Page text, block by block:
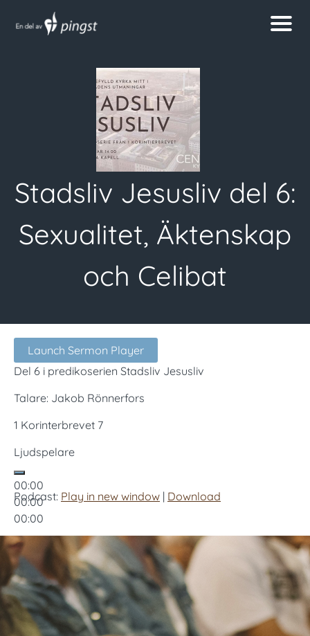
Stadsliv Jesusliv del 6:
Sexualitet, Äktenskap
och Celibat
Launch Sermon Player
Del 6 i predikoserien Stadsliv Jesusliv
Talare: Jakob Rönnerfors
1 Korinterbrevet 7
Ljudspelare
00:00
00:00
00:00
Podcast: Play in new window | Download